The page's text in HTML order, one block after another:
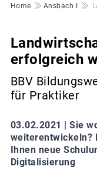
Pfadnavigation
Home Ansbach I
erfolgreich
BBV
für Praktiker
03.02.2021 | Sie
weiterentwickeln?
Ihnen neue
Digitalisierung